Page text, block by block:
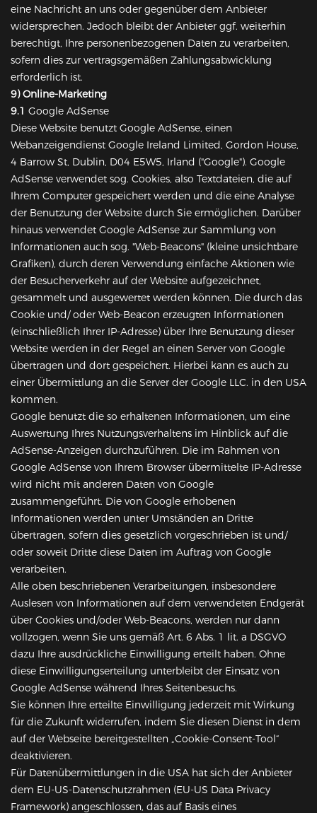
eine Nachricht an uns oder gegenüber dem Anbieter
widersprechen. Jedoch bleibt der Anbieter ggf. weiterhin
berechtigt, Ihre personenbezogenen Daten zu verarbeiten,
sofern dies zur vertragsgemäßen Zahlungsabwicklung
erforderlich ist.
9) Online-Marketing
9.1 Google AdSense
Diese Website benutzt Google AdSense, einen
Webanzeigendienst Google Ireland Limited, Gordon House,
4 Barrow St, Dublin, D04 E5W5, Irland ("Google"). Google
AdSense verwendet sog. Cookies, also Textdateien, die auf
Ihrem Computer gespeichert werden und die eine Analyse
der Benutzung der Website durch Sie ermöglichen. Darüber
hinaus verwendet Google AdSense zur Sammlung von
Informationen auch sog. "Web-Beacons" (kleine unsichtbare
Grafiken), durch deren Verwendung einfache Aktionen wie
der Besucherverkehr auf der Website aufgezeichnet,
gesammelt und ausgewertet werden können. Die durch das
Cookie und/ oder Web-Beacon erzeugten Informationen
(einschließlich Ihrer IP-Adresse) über Ihre Benutzung dieser
Website werden in der Regel an einen Server von Google
übertragen und dort gespeichert. Hierbei kann es auch zu
einer Übermittlung an die Server der Google LLC. in den USA
kommen.
Google benutzt die so erhaltenen Informationen, um eine
Auswertung Ihres Nutzungsverhaltens im Hinblick auf die
AdSense-Anzeigen durchzuführen. Die im Rahmen von
Google AdSense von Ihrem Browser übermittelte IP-Adresse
wird nicht mit anderen Daten von Google
zusammengeführt. Die von Google erhobenen
Informationen werden unter Umständen an Dritte
übertragen, sofern dies gesetzlich vorgeschrieben ist und/
oder soweit Dritte diese Daten im Auftrag von Google
verarbeiten.
Alle oben beschriebenen Verarbeitungen, insbesondere
Auslesen von Informationen auf dem verwendeten Endgerät
über Cookies und/oder Web-Beacons, werden nur dann
vollzogen, wenn Sie uns gemäß Art. 6 Abs. 1 lit. a DSGVO
dazu Ihre ausdrückliche Einwilligung erteilt haben. Ohne
diese Einwilligungserteilung unterbleibt der Einsatz von
Google AdSense während Ihres Seitenbesuchs.
Sie können Ihre erteilte Einwilligung jederzeit mit Wirkung
für die Zukunft widerrufen, indem Sie diesen Dienst in dem
auf der Webseite bereitgestellten „Cookie-Consent-Tool“
deaktivieren.
Für Datenübermittlungen in die USA hat sich der Anbieter
dem EU-US-Datenschutzrahmen (EU-US Data Privacy
Framework) angeschlossen, das auf Basis eines